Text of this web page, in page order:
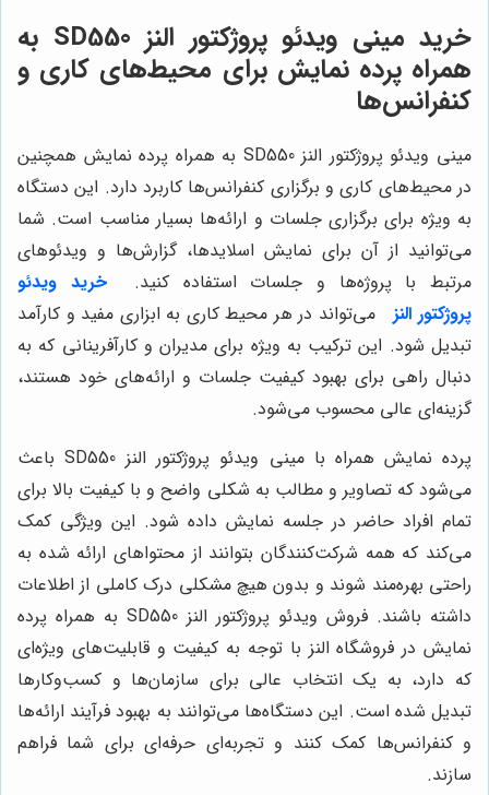
خرید مینی ویدئو پروژکتور النز SD550 به
همراه پرده نمایش برای محیط‌های کاری و
کنفرانس‌ها
مینی ویدئو پروژکتور النز SD550 به همراه پرده نمایش همچنین
در محیط‌های کاری و برگزاری کنفرانس‌ها کاربرد دارد. این دستگاه
به ویژه برای برگزاری جلسات و ارائه‌ها بسیار مناسب است. شما
می‌توانید از آن برای نمایش اسلایدها، گزارش‌ها و ویدئوهای
مرتبط با پروژه‌ها و جلسات استفاده کنید.
خرید ویدئو
پروژکتور النز
می‌تواند در هر محیط کاری به ابزاری مفید و کارآمد
تبدیل شود. این ترکیب به ویژه برای مدیران و کارآفرینانی که به
دنبال راهی برای بهبود کیفیت جلسات و ارائه‌های خود هستند،
گزینه‌ای عالی محسوب می‌شود.
پرده نمایش همراه با مینی ویدئو پروژکتور النز SD550 باعث
می‌شود که تصاویر و مطالب به شکلی واضح و با کیفیت بالا برای
تمام افراد حاضر در جلسه نمایش داده شود. این ویژگی کمک
می‌کند که همه شرکت‌کنندگان بتوانند از محتواهای ارائه شده به
راحتی بهره‌مند شوند و بدون هیچ مشکلی درک کاملی از اطلاعات
داشته باشند. فروش ویدئو پروژکتور النز SD550 به همراه پرده
نمایش در فروشگاه النز با توجه به کیفیت و قابلیت‌های ویژه‌ای
که دارد، به یک انتخاب عالی برای سازمان‌ها و کسب‌وکارها
تبدیل شده است. این دستگاه‌ها می‌توانند به بهبود فرآیند ارائه‌ها
و کنفرانس‌ها کمک کنند و تجربه‌ای حرفه‌ای برای شما فراهم
سازند.